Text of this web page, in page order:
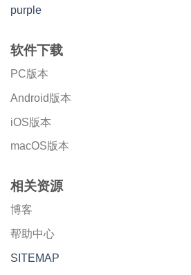
purple
软件下载
PC版本
Android版本
iOS版本
macOS版本
相关资源
博客
帮助中心
SITEMAP